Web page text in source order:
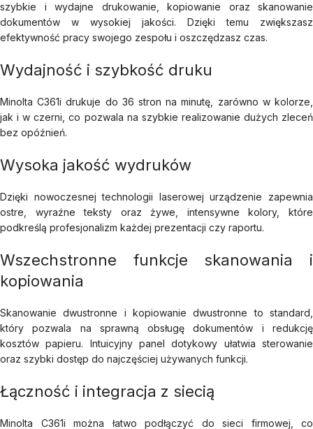
szybkie i wydajne drukowanie, kopiowanie oraz skanowanie
dokumentów w wysokiej jakości. Dzięki temu zwiększasz
efektywność pracy swojego zespołu i oszczędzasz czas.
Wydajność i szybkość druku
Minolta C361i drukuje do 36 stron na minutę, zarówno w kolorze,
jak i w czerni, co pozwala na szybkie realizowanie dużych zleceń
bez opóźnień.
Wysoka jakość wydruków
Dzięki nowoczesnej technologii laserowej urządzenie zapewnia
ostre, wyraźne teksty oraz żywe, intensywne kolory, które
podkreślą profesjonalizm każdej prezentacji czy raportu.
Wszechstronne funkcje skanowania i
kopiowania
Skanowanie dwustronne i kopiowanie dwustronne to standard,
który pozwala na sprawną obsługę dokumentów i redukcję
kosztów papieru. Intuicyjny panel dotykowy ułatwia sterowanie
oraz szybki dostęp do najczęściej używanych funkcji.
Łączność i integracja z siecią
Minolta C361i można łatwo podłączyć do sieci firmowej, co